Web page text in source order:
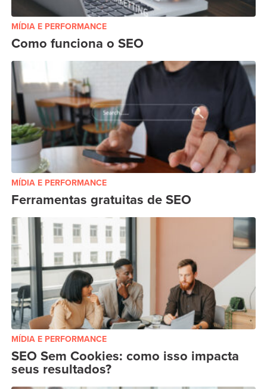
MÍDIA E PERFORMANCE
Como funciona o SEO
MÍDIA E PERFORMANCE
Ferramentas gratuitas de SEO
MÍDIA E PERFORMANCE
SEO Sem Cookies: como isso impacta
seus resultados?